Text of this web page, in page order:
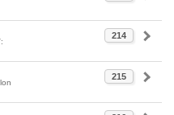
214
215